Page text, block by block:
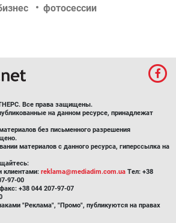
фотосессии
Все права защищены.
на данном ресурсе, принадлежат
без письменного разрешения
материалов с данного ресурса, гиперссылка на
клиентами: reklama@mediadim.com.ua Тел: +38
97-00
+38 044 207-97-07
"Реклама", "Промо", публикуются на правах